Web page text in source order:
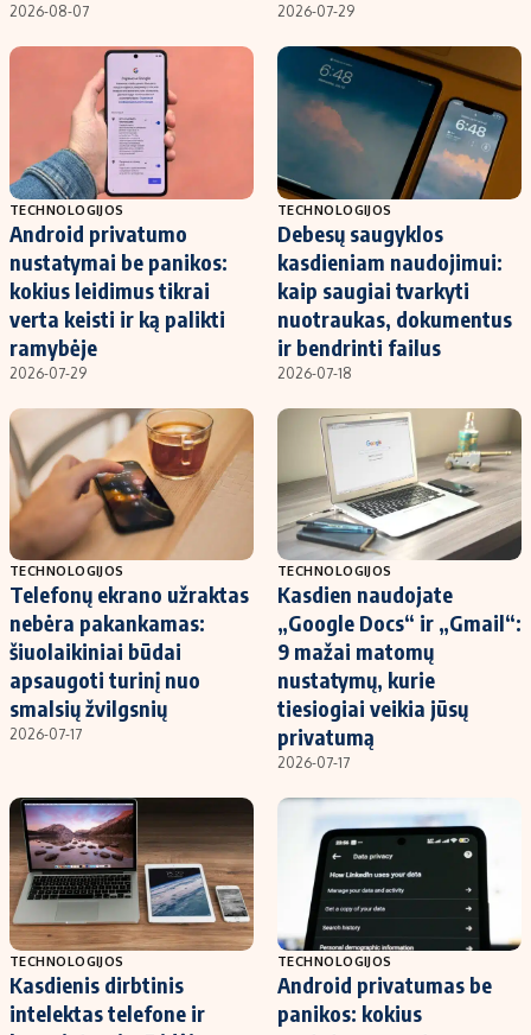
2026-08-07 2026-07-29
TECHNOLOGIJOS
Android privatumo
nustatymai be panikos:
kokius leidimus tikrai
verta keisti ir ką palikti
ramybėje
2026-07-29
TECHNOLOGIJOS
Debesų saugyklos
kasdieniam naudojimui:
kaip saugiai tvarkyti
nuotraukas, dokumentus
ir bendrinti failus
2026-07-18
TECHNOLOGIJOS
Telefonų ekrano užraktas
nebėra pakankamas:
šiuolaikiniai būdai
apsaugoti turinį nuo
smalsių žvilgsnių
2026-07-17
TECHNOLOGIJOS
Kasdien naudojate
„Google Docs“ ir „Gmail“:
9 mažai matomų
nustatymų, kurie
tiesiogiai veikia jūsų
privatumą
2026-07-17
TECHNOLOGIJOS
Kasdienis dirbtinis
intelektas telefone ir
TECHNOLOGIJOS
Android privatumas be
panikos: kokius